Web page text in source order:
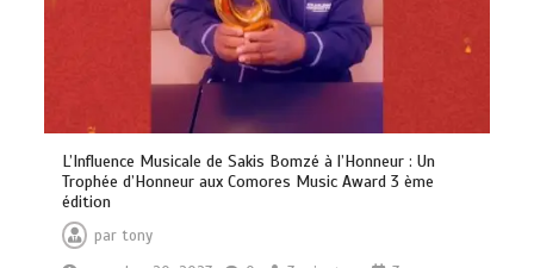
L’Influence Musicale de Sakis Bomzé à l’Honneur : Un
Trophée d’Honneur aux Comores Music Award 3 ème
édition
par tony
Découvrez RZ avec son clip « Toulouse
Soir 2 »
0 3 minutes